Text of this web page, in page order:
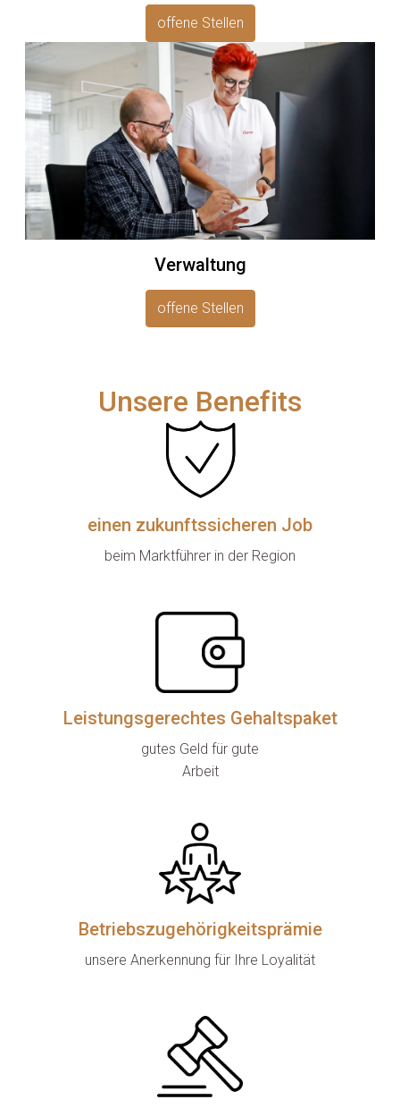
offene Stellen
Verwaltung
offene Stellen
Unsere Benefits
einen zukunftssicheren Job
beim Marktführer in der Region
Leistungsgerechtes Gehaltspaket
gutes Geld für gute
Arbeit
Betriebszugehörigkeitsprämie
unsere Anerkennung für Ihre Loyalität